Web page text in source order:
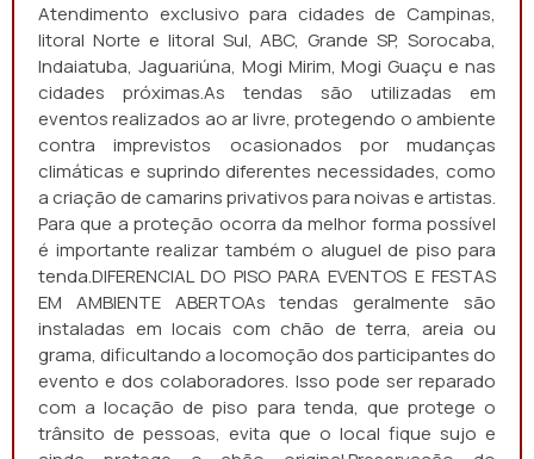
Atendimento exclusivo para cidades de Campinas,
litoral Norte e litoral Sul, ABC, Grande SP, Sorocaba,
Indaiatuba, Jaguariúna, Mogi Mirim, Mogi Guaçu e nas
cidades próximas.As tendas são utilizadas em
eventos realizados ao ar livre, protegendo o ambiente
contra imprevistos ocasionados por mudanças
climáticas e suprindo diferentes necessidades, como
a criação de camarins privativos para noivas e artistas.
Para que a proteção ocorra da melhor forma possível
é importante realizar também o aluguel de piso para
tenda.DIFERENCIAL DO PISO PARA EVENTOS E FESTAS
EM AMBIENTE ABERTOAs tendas geralmente são
instaladas em locais com chão de terra, areia ou
grama, dificultando a locomoção dos participantes do
evento e dos colaboradores. Isso pode ser reparado
com a locação de piso para tenda, que protege o
trânsito de pessoas, evita que o local fique sujo e